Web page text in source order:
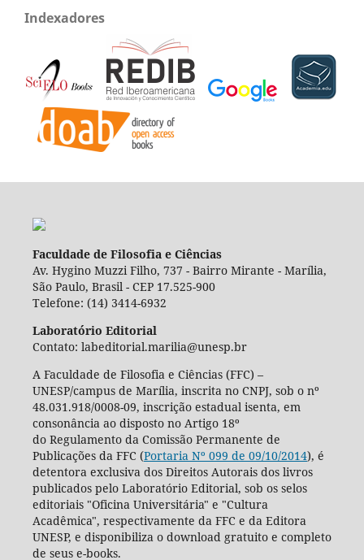
Indexadores
Faculdade de Filosofia e Ciências
Av. Hygino Muzzi Filho, 737 - Bairro Mirante - Marília,
São Paulo, Brasil - CEP 17.525-900
Telefone: (14) 3414-6932
Laboratório Editorial
Contato: labeditorial.marilia@unesp.br
A Faculdade de Filosofia e Ciências (FFC) –
UNESP/campus de Marília, inscrita no CNPJ, sob o nº
48.031.918/0008-09, inscrição estadual isenta, em
consonância ao disposto no Artigo 18º
do Regulamento da Comissão Permanente de
Publicações da FFC (Portaria Nº 099 de 09/10/2014), é
detentora exclusiva dos Direitos Autorais dos livros
publicados pelo Laboratório Editorial, sob os selos
editoriais "Oficina Universitária" e "Cultura
Acadêmica", respectivamente da FFC e da Editora
UNESP, e disponibiliza o download gratuito e completo
de seus e-books.